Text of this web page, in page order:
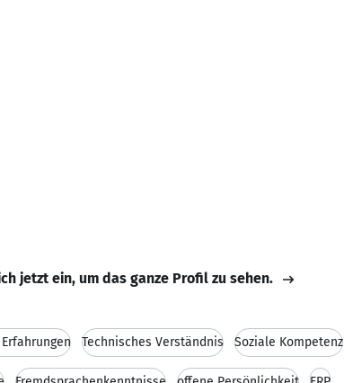
jetzt ein, um das ganze Profil zu sehen.
Technisches Verständnis Soziale Kompetenz